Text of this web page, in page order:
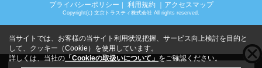
プライバシーポリシー ｜ 利用規約 ｜アクセスマップ
Copyright(c) 文京トラスティ株式会社 All rights reserved.
当サイトでは、お客様の当サイト利用状況把握、サービス向上検討を目的と
して、クッキー（Cookie）を使用しています。
詳しくは、当社の 「Cookieの取扱いについて」 をご確認ください。